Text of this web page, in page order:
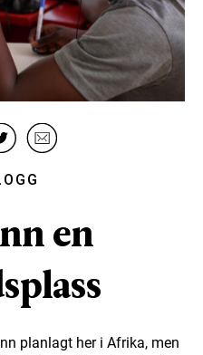
en
planlagt her i Afrika, men